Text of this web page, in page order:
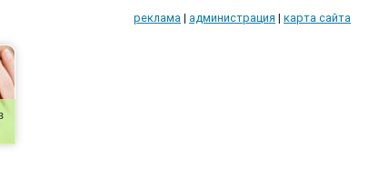
реклама | администрация | карта сайта